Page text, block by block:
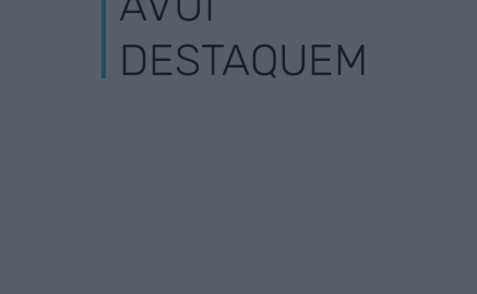
DESTAQUEM